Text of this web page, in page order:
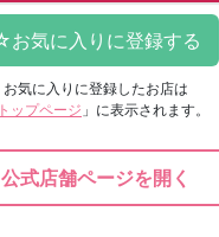
お気に入りに登録したお店は
トップページ 」に表示されます。
公式店舗ページを開く